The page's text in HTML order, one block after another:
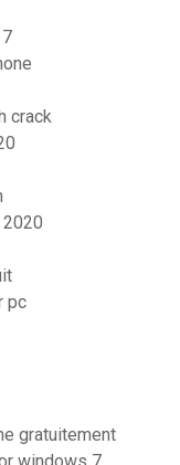
crack
pc
gratuitement